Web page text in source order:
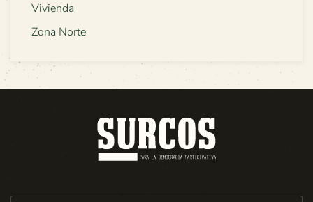
Vivienda
Zona Norte